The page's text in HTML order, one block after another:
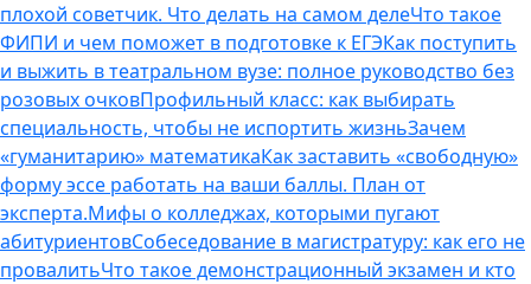
плохой советчик. Что делать на самом делеЧто такое
ФИПИ и чем поможет в подготовке к ЕГЭКак поступить
и выжить в театральном вузе: полное руководство без
розовых очковПрофильный класс: как выбирать
специальность, чтобы не испортить жизньЗачем
«гуманитарию» математикаКак заставить «свободную»
форму эссе работать на ваши баллы. План от
эксперта.Мифы о колледжах, которыми пугают
абитуриентовСобеседование в магистратуру: как его не
провалитьЧто такое демонстрационный экзамен и кто